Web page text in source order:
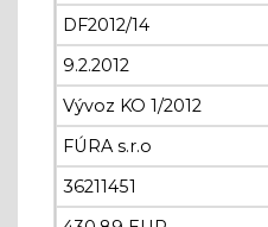
DF2012/14
9.2.2012
Vývoz KO 1/2012
FÚRA s.r.o
36211451